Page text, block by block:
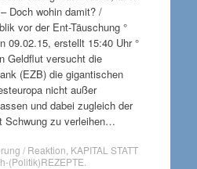
Doch wohin damit? /
vor der Ent-Täuschung °
09.02.15, erstellt 15:40 Uhr °
Geldflut versucht die
(EZB) die gigantischen
nicht außer
und dabei zugleich der
Schwung zu verleihen…
/ Reaktion KAPITAL STATT
(Politik)REZEPTE